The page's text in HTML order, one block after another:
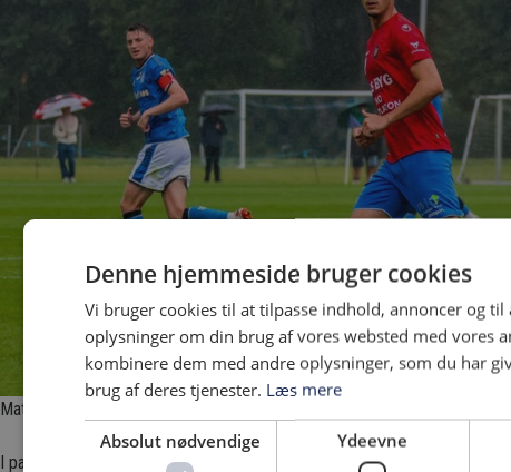
Mathias Andreasen. Foto: Karsten Garde Madsen / Hvidovre Avis
I pausen byttes en enkelt spiller, da Magnus Lysholm sendes på banen
Denne hjemmeside bruger cookies
Vi bruger cookies til at tilpasse indhold, annoncer og
oplysninger om din brug af vores websted med vores
kombinere dem med andre oplysninger, som du har
brug af deres tjenester. Læs mere
Absolut nødvendige Ydeevne